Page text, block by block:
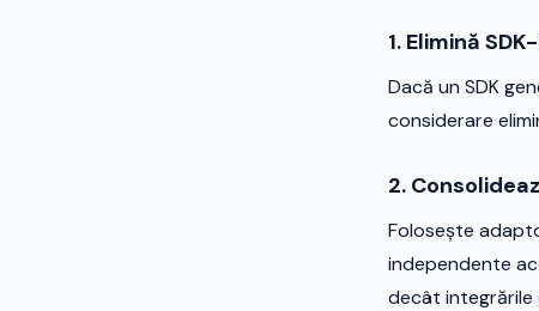
1. Elimină
Dacă un SDK
considerare
2.
Folosește
independente
decât integrările